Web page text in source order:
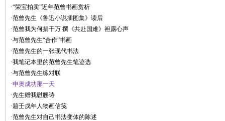
·“荣宝拍卖”近年范曾书画赏析
·范曾先生《鲁迅小说插图集》读后
·范曾我为何捐千万 撰《共赴国难》袒露心声
·与范曾先生“合作”书画
·范曾先生的一张现代书法
·我笔记本里的范曾先生笔迹选
·与范曾先生练对联
·申奥成功那一天
·先生赠我慰腰诗
·题壬戌年人物画信笺
·范曾先生对自己书法变体的陈述